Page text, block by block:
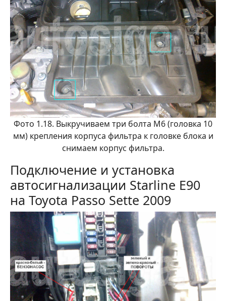
Фото 1.18. Выкручиваем три болта М6 (головка 10
мм) крепления корпуса фильтра к головке блока и
снимаем корпус фильтра.
Подключение и установка
автосигнализации Starline E90
на Toyota Passo Sette 2009